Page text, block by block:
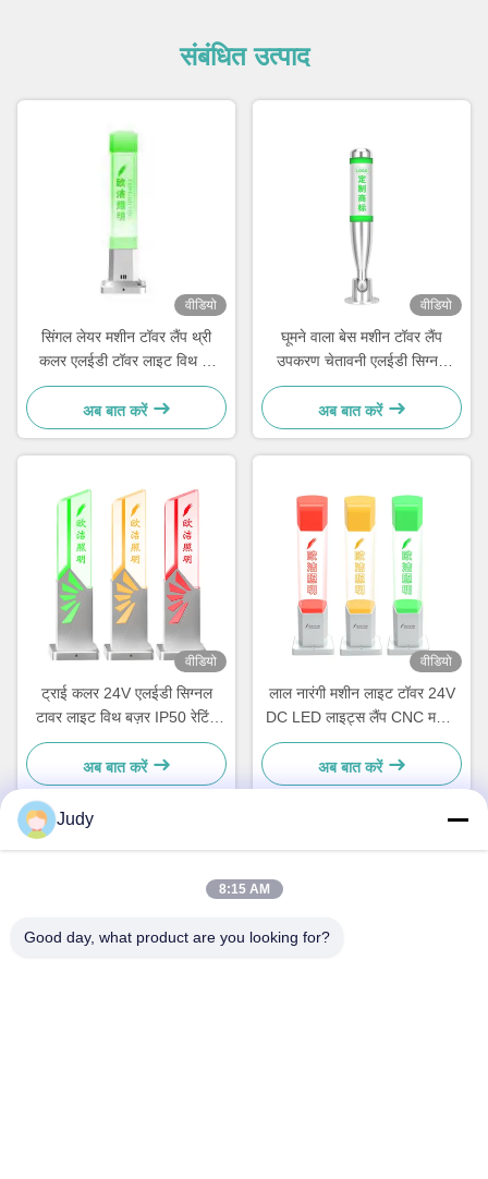
संबंधित उत्पाद
वीडियो
सिंगल लेयर मशीन टॉवर लैंप थ्री
कलर एलईडी टॉवर लाइट विथ नो
डिमर सपोर्ट
अब बात करें
वीडियो
घूमने वाला बेस मशीन टॉवर लैंप
उपकरण चेतावनी एलईडी सिग्नल
टॉवर स्टैक लाइट्स
अब बात करें
वीडियो
ट्राई कलर 24V एलईडी सिग्नल
टावर लाइट विथ बज़र IP50 रेटिंग
360° बीम एंगल
अब बात करें
वीडियो
लाल नारंगी मशीन लाइट टॉवर 24V
DC LED लाइट्स लैंप CNC मशीन
के लिए बजर अलार्म के साथ
अब बात करें
पता
Judy
8:15 AM
Good day, what product are you looking for?